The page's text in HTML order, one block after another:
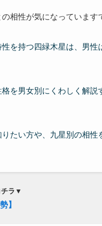
相性が気になっています
を持つ四緑木星は、男
を男女別にくわしく解
たい方や、九星別の相
ラ ▼
】